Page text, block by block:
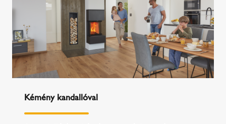
Kémény kandallóval